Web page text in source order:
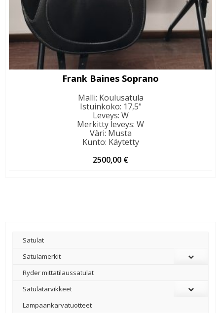
Frank Baines Soprano
Malli: Koulusatula
Istuinkoko: 17,5"
Leveys: W
Merkitty leveys: W
Väri: Musta
Kunto: Käytetty
2500,00 €
Satulat
Satulamerkit
Ryder mittatilaussatulat
Satulatarvikkeet
–
Lampaankarvatuotteet